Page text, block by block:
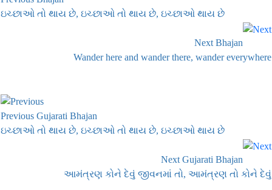
ઇચ્છાઓ તો થાય છે, ઇચ્છાઓ તો થાય છે, ઇચ્છાઓ થાય છે
Next Bhajan
Wander here and wander there, wander everywhere
Previous Gujarati Bhajan
ઇચ્છાઓ તો થાય છે, ઇચ્છાઓ તો થાય છે, ઇચ્છાઓ થાય છે
Next Gujarati Bhajan
આમંત્રણ કોને દેવું જીવનમાં તો, આમંત્રણ તો કોને દેવું